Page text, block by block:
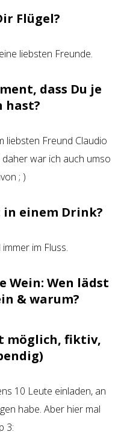
Flügel?
liebsten Freunde.
dass Du je
hast?
liebsten Freund Claudio
war ich auch umso
; )
einem Drink?
im Fluss.
Wein: Wen lädst
& warum?
möglich, fiktiv,
10 Leute einladen, an
habe. Aber hier mal
3: